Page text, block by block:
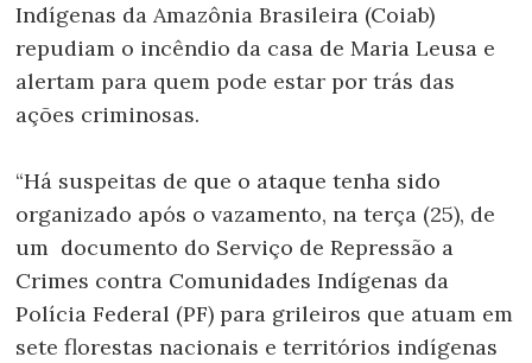
Indígenas da Amazônia Brasileira (Coiab)
repudiam o incêndio da casa de Maria Leusa e
alertam para quem pode estar por trás das
ações criminosas.
“Há suspeitas de que o ataque tenha sido
organizado após o vazamento, na terça (25), de
um documento do Serviço de Repressão a
Crimes contra Comunidades Indígenas da
Polícia Federal (PF) para grileiros que atuam em
sete florestas nacionais e territórios indígenas